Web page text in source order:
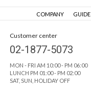
COMPANY GUIDE
Customer center
02-1877-5073
MON - FRI AM 10:00 - PM 06:00
LUNCH PM 01:00 - PM 02:00
SAT, SUN, HOLIDAY OFF